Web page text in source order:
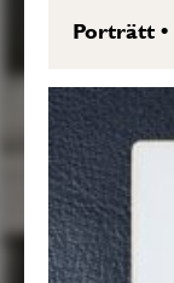
Porträtt•